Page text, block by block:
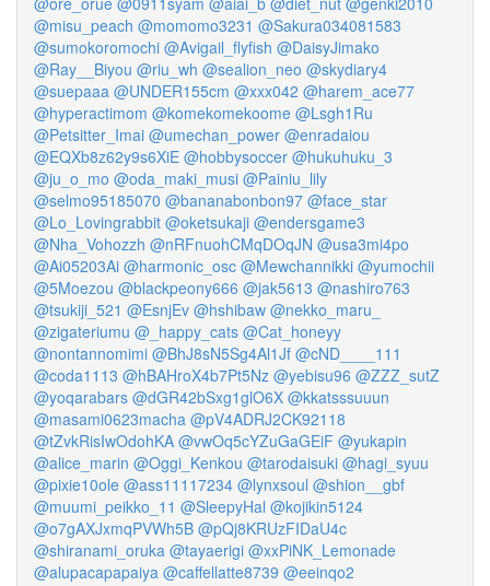
@misu_peach @momomo3231 @Sakura034081583
@sumokoromochi @Avigail_flyfish @DaisyJimako
@Ray__Biyou @riu_wh @sealion_neo @skydiary4
@suepaaa @UNDER155cm @xxx042 @harem_ace77
@hyperactimom @komekomekoome @Lsgh1Ru
@Petsitter_Imai @umechan_power @enradaiou
@EQXb8z62y9s6XiE @hobbysoccer @hukuhuku_3
@ju_o_mo @oda_maki_musi @Painiu_lily
@selmo95185070 @bananabonbon97 @face_star
@Lo_Lovingrabbit @oketsukaji @endersgame3
@Nha_Vohozzh @nRFnuohCMqDOqJN @usa3mi4po
@Ai05203Ai @harmonic_osc @Mewchannikki @yumochii
@5Moezou @blackpeony666 @jak5613 @nashiro763
@tsukiji_521 @EsnjEv @hshibaw @nekko_maru_
@zigateriumu @_happy_cats @Cat_honeyy
@nontannomimi @BhJ8sN5Sg4Al1Jf @cND____111
@coda1113 @hBAHroX4b7Pt5Nz @yebisu96 @ZZZ_sutZ
@yoqarabars @dGR42bSxg1glO6X @kkatsssuuun
@masami0623macha @pV4ADRJ2CK92118
@tZvkRisIwOdohKA @vwOq5cYZuGaGEiF @yukapin
@alice_marin @Oggi_Kenkou @tarodaisuki @hagi_syuu
@pixie10ole @ass11117234 @lynxsoul @shion__gbf
@muumi_peikko_11 @SleepyHal @kojikin5124
@o7gAXJxmqPVWh5B @pQj8KRUzFIDaU4c
@shiranami_oruka @tayaerigi @xxPiNK_Lemonade
@alupacapapaiya @caffellatte8739 @eeinqo2